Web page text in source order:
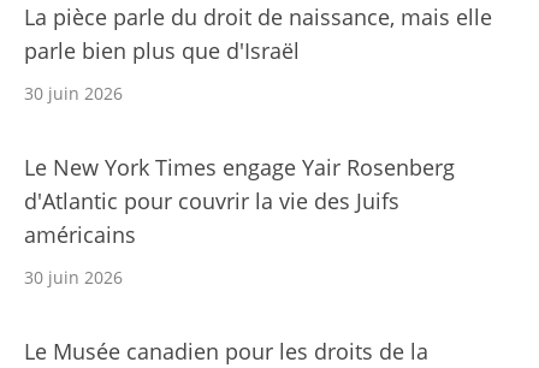
La pièce parle du droit de naissance, mais elle
parle bien plus que d'Israël
30 juin 2026
Le New York Times engage Yair Rosenberg
d'Atlantic pour couvrir la vie des Juifs
américains
30 juin 2026
Le Musée canadien pour les droits de la